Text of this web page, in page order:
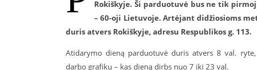
Rokiškyje. Ši parduotuvė bus ne tik
– 60-oji Lietuvoje. Artėjant didžiosioms
duris atvers Rokiškyje, adresu Respublikos g. 113.
Atidarymo dieną parduotuvė duris atvers 8 val.
darbo grafiku – kas dieną dirbs nuo 7 iki 23 val.